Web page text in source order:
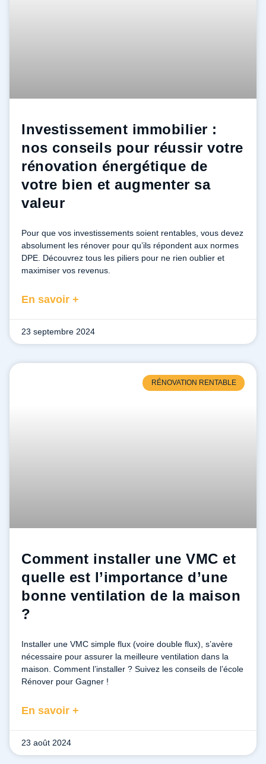
Investissement immobilier :
nos conseils pour réussir votre
rénovation énergétique de
votre bien et augmenter sa
valeur
Pour que vos investissements soient rentables, vous devez
absolument les rénover pour qu’ils répondent aux normes
DPE. Découvrez tous les piliers pour ne rien oublier et
maximiser vos revenus.
En savoir +
23 septembre 2024
RÉNOVATION RENTABLE
Comment installer une VMC et
quelle est l’importance d’une
bonne ventilation de la maison
?
Installer une VMC simple flux (voire double flux), s’avère
nécessaire pour assurer la meilleure ventilation dans la
maison. Comment l’installer ? Suivez les conseils de l’école
Rénover pour Gagner !
En savoir +
23 août 2024